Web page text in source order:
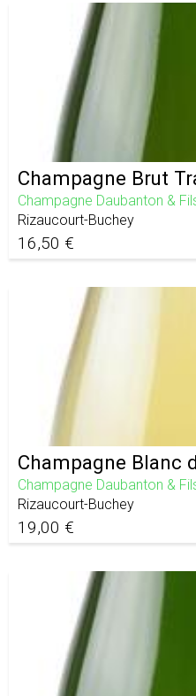
Champagne Brut
Champagne Daubanton &
Rizaucourt-Buchey
16,50 €
Champagne Blanc
Champagne Daubanton &
Rizaucourt-Buchey
19,00 €